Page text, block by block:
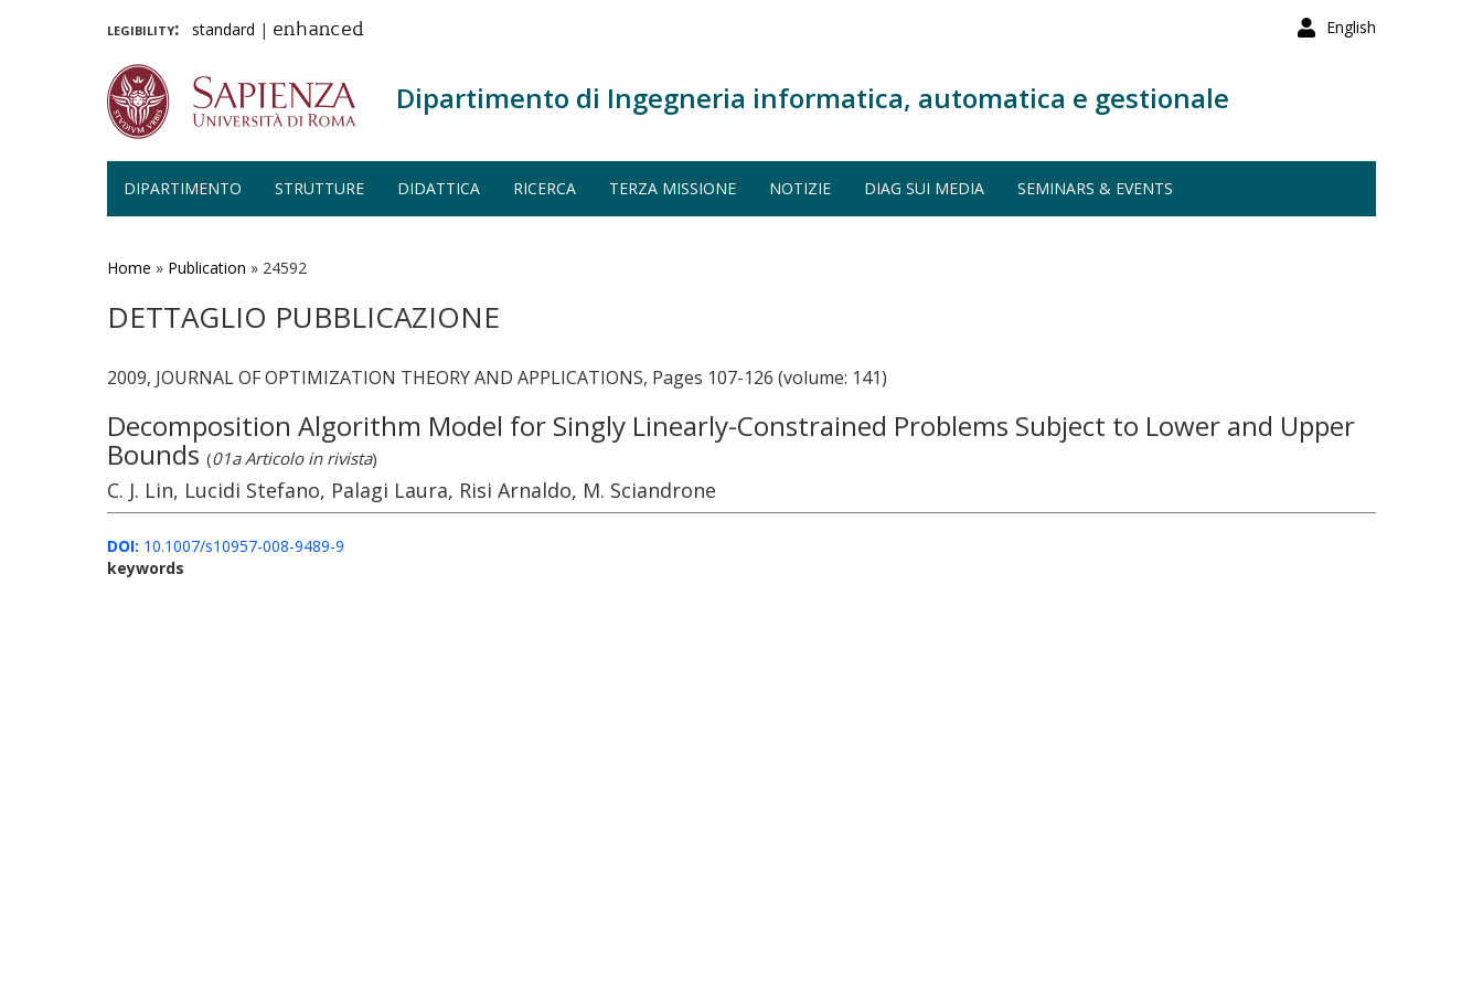
English
legibility: standard | enhanced
Dipartimento di Ingegneria informatica, automatica e gestionale
DIPARTIMENTO STRUTTURE DIDATTICA RICERCA TERZA MISSIONE NOTIZIE DIAG SUI MEDIA SEMINARS & EVENTS
Home » Publication » 24592
DETTAGLIO PUBBLICAZIONE
2009, JOURNAL OF OPTIMIZATION THEORY AND APPLICATIONS, Pages 107-126 (volume: 141)
Decomposition Algorithm Model for Singly Linearly-Constrained Problems Subject to Lower and Upper
Bounds (01a Articolo in rivista)
C. J. Lin, Lucidi Stefano, Palagi Laura, Risi Arnaldo, M. Sciandrone
DOI: 10.1007/s10957-008-9489-9
keywords